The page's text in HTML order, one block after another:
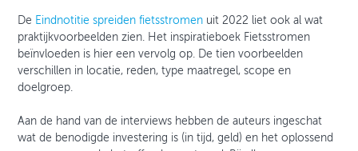
De Eindnotitie spreiden fietsstromen uit 2022 liet ook al wat
praktijkvoorbeelden zien. Het inspiratieboek Fietsstromen
beïnvloeden is hier een vervolg op. De tien voorbeelden
verschillen in locatie, reden, type maatregel, scope en
doelgroep.
Aan de hand van de interviews hebben de auteurs ingeschat
wat de benodigde investering is (in tijd, geld) en het oplossend